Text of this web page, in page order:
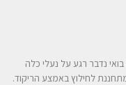
נדבר רגע על נעלי כלה
לחילוץ באמצע הריקוד.